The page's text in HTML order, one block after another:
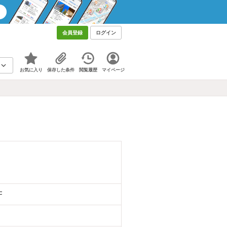
会員登録 ログイン
お気に入り 保存した条件 閲覧履歴 マイページ